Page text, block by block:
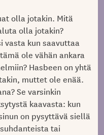
olla jotakin. Mitä
olla jotakin?
vasta kun saavuttaa
ole vähän ankara
Hasbeen on yhtä
muttet ole enää.
Se varsinkin
kaavasta: kun
on pysyttävä siellä
tai